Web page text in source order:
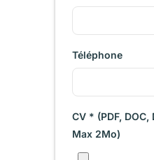
Téléphone
CV * (PDF, DOC,
Max 2Mo)